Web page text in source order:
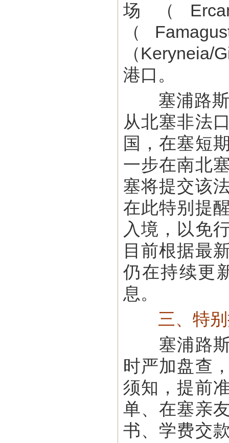
场（
（
（Keryneia/
港口。
塞浦路斯
从北塞非法
国，在塞短
一步在南北
塞将提交该
在此特别提
入境，以免
目前根据最
仍在持续更
息。
三、特
塞浦路斯
时严加盘查
须知，提前
单、在塞亲
书、学费交